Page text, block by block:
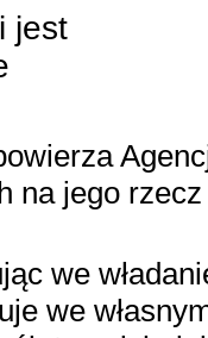
jest
na jego
we
we